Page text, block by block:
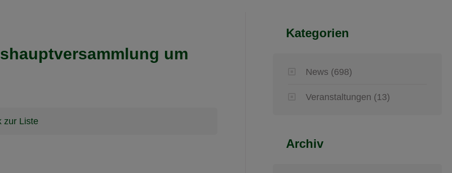
um
zur Liste
Kategorien
News (698)
Veranstaltungen (13)
Archiv